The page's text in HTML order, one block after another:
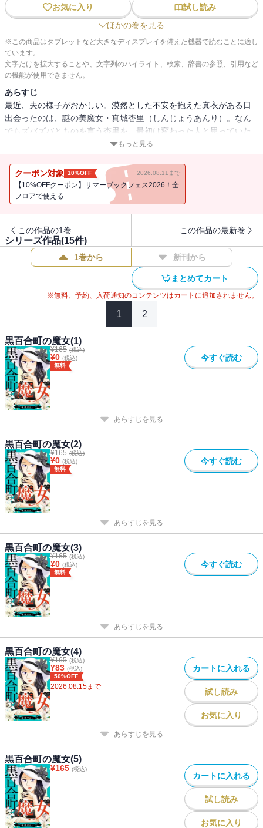
お気に入り
試し読み
ほかの巻を見る
※この商品はタブレットなど大きなディスプレイを備えた機器で読むことに適し
ています。
文字だけを拡大することや、文字列のハイライト、検索、辞書の参照、引用など
の機能が使用できません。
あらすじ
最近、夫の様子がおかしい。漠然とした不安を抱えた真衣がある日
出会ったのは、謎の美魔女・真城杏里（しんじょうあんり）。なん
でもズバズバとものを言う杏里を、最初は変わった人と思っていた
真衣だったが、不思議と彼女に悩みを打ち明け・・・。モラハラ夫
真城杏里が痛快解決！
もっと見る
クーポン対象 10%OFF 2026.08.11まで
【10%OFFクーポン】サマーブックフェス2026！全
フロアで使える
この作品の1巻 この作品の最新巻
シリーズ作品(15件)
1巻から 新刊から
まとめてカート
※無料、予約、入荷通知のコンテンツはカートに追加されません。
1 2
黒百合町の魔女(1)
¥165 (税込)
¥0 (税込)
無料
今すぐ読む
あらすじを見る
黒百合町の魔女(2)
¥165 (税込)
¥0 (税込)
無料
今すぐ読む
あらすじを見る
黒百合町の魔女(3)
¥165 (税込)
¥0 (税込)
無料
今すぐ読む
あらすじを見る
黒百合町の魔女(4)
¥165 (税込)
¥83 (税込)
50%OFF
2026.08.15まで
カートに入れる
試し読み
お気に入り
あらすじを見る
黒百合町の魔女(5)
¥165 (税込)
カートに入れる
試し読み
お気に入り